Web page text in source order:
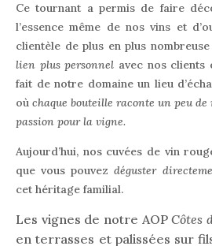
Ce tournant a permis de faire
l’essence même de nos vins et
clientèle de plus en plus
lien plus personnel avec nos clients
fait de notre domaine un lieu
où chaque bouteille raconte un peu
passion pour la vigne.
Aujourd’hui, nos cuvées de vin
que vous pouvezdéguster
cet héritage familial.
Les vignes de notre AOPCôtes
en terrasses et palissées sur